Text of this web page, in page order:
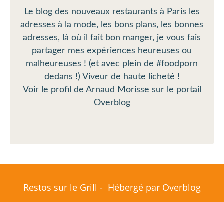
Le blog des nouveaux restaurants à Paris les
adresses à la mode, les bons plans, les bonnes
adresses, là où il fait bon manger, je vous fais
partager mes expériences heureuses ou
malheureuses ! (et avec plein de #foodporn
dedans !) Viveur de haute licheté !
Voir le profil de Arnaud Morisse sur le portail
Overblog
Restos sur le Grill - Hébergé par Overblog